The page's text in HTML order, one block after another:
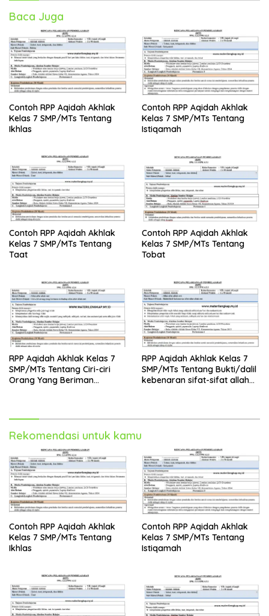
Baca Juga
Contoh RPP Aqidah Akhlak
Kelas 7 SMP/MTs Tentang
Ikhlas
Contoh RPP Aqidah Akhlak
Kelas 7 SMP/MTs Tentang
Istiqamah
Contoh RPP Aqidah Akhlak
Kelas 7 SMP/MTs Tentang
Taat
Contoh RPP Aqidah Akhlak
Kelas 7 SMP/MTs Tentang
Tobat
RPP Aqidah Akhlak Kelas 7
SMP/MTs Tentang Ciri-ciri
Orang Yang Beriman
RPP Aqidah Akhlak Kelas 7
SMP/MTs Tentang Bukti/dalil
kebenaran sifat-sifat allah
Rekomendasi untuk kamu
Contoh RPP Aqidah Akhlak
Kelas 7 SMP/MTs Tentang
Ikhlas
Contoh RPP Aqidah Akhlak
Kelas 7 SMP/MTs Tentang
Istiqamah